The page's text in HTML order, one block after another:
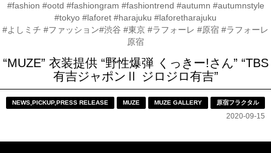
#fashion #ootd #fashiongram #fashiontrend #autumn #autumnstyle
#tokyo #laforet #harajuku #laforetharajuku
#よしミチ #ファッション#渋谷 #東京 #ラフォーレ #原宿 #ラフォーレ
原宿
“MUZE” 衣装提供 “野性爆弾 くっきー!さん” “TBS
有吉ジャポンⅡ ジロジロ有吉”
NEWS,PICKUP,PRESS RELEASE MUZE MUZE GALLERY 原宿フラクタル
2020-09-15